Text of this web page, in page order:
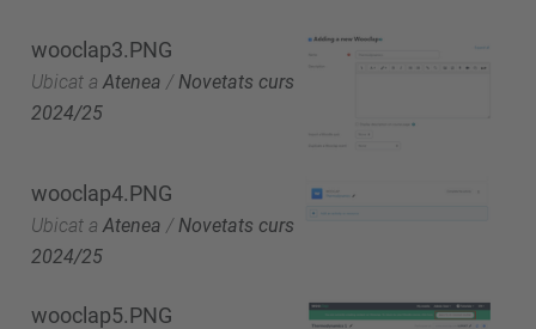
wooclap3.PNG
Ubicat a Atenea / Novetats curs
2024/25
wooclap4.PNG
Ubicat a Atenea /Novetats curs
2024/25
wooclap5.PNG